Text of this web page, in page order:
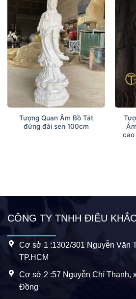
Tượng Quan Âm Bồ Tát
đứng đài sen 100cm
cao
CÔNG TY TNHH ĐIÊU
Cơ sở 1 :1302/301 Nguyễn Văn
TP.HCM
Cơ sở 2 :57 Nguyễn Chí Thanh,
Đồng